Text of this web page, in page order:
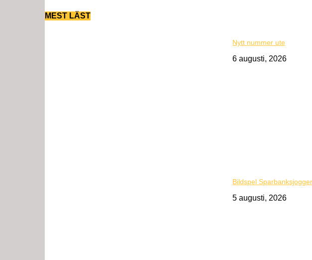
MEST LÄST
Nytt nummer ute
6 augusti, 2026
Bildspel
5 augusti, 2026